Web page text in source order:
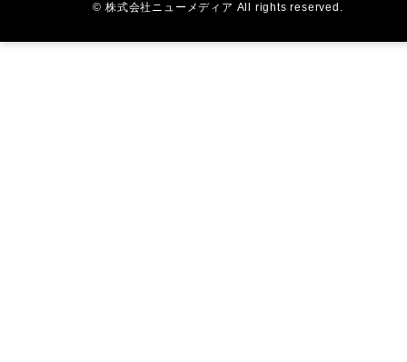
© 株式会社ニューメディア All rights reserved.